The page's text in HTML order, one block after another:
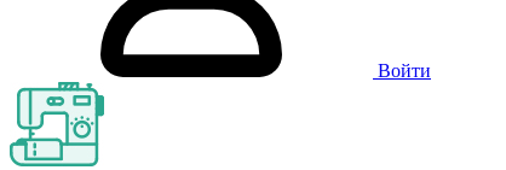
Войти